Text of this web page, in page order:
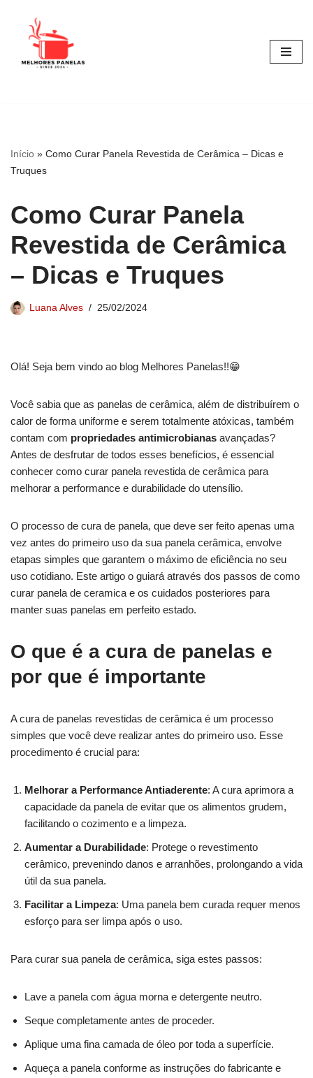
Pular
Início » Como Curar Panela Revestida de Cerâmica – Dicas e
Truques
Como Curar Panela
Revestida de Cerâmica
– Dicas e Truques
Luana Alves 25/02/2024
Olá! Seja bem vindo ao blog Melhores Panelas!!😁
Você sabia que as panelas de cerâmica, além de distribuírem o
calor de forma uniforme e serem totalmente atóxicas, também
contam com propriedades antimicrobianas avançadas?
Antes de desfrutar de todos esses benefícios, é essencial
conhecer como curar panela revestida de cerâmica para
melhorar a performance e durabilidade do utensílio.
O processo de cura de panela, que deve ser feito apenas uma
vez antes do primeiro uso da sua panela cerâmica, envolve
etapas simples que garantem o máximo de eficiência no seu
uso cotidiano. Este artigo o guiará através dos passos de como
curar panela de ceramica e os cuidados posteriores para
manter suas panelas em perfeito estado.
O que é a cura de panelas e
por que é importante
A cura de panelas revestidas de cerâmica é um processo
simples que você deve realizar antes do primeiro uso. Esse
procedimento é crucial para:
Melhorar a Performance Antiaderente: A cura aprimora a
capacidade da panela de evitar que os alimentos grudem,
facilitando o cozimento e a limpeza.
Aumentar a Durabilidade: Protege o revestimento
cerâmico, prevenindo danos e arranhões, prolongando a vida
útil da sua panela.
Facilitar a Limpeza: Uma panela bem curada requer menos
esforço para ser limpa após o uso.
Para curar sua panela de cerâmica, siga estes passos:
Lave a panela com água morna e detergente neutro.
Seque completamente antes de proceder.
Aplique uma fina camada de óleo por toda a superfície.
Aqueça a panela conforme as instruções do fabricante e